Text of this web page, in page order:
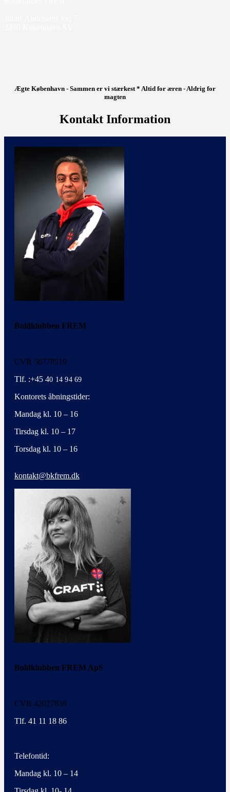
Ægte København - Sammen er vi stærkest * Altid for æren - Aldrig for
magten
Kontakt Information
Boldklubben FREM
CVR 56778519
Tlf. :+45 40 14 94 69
Kontorets åbningstider:
Mandag kl. 10 – 16
Tirsdag kl. 10 – 17
Torsdag kl. 10 – 16
kontakt@bkfrem.dk
Boldklubben FREM ApS
CVR 42027839
Tlf. 41 11 18 86
Telefontid:
Mandag kl. 10 – 14